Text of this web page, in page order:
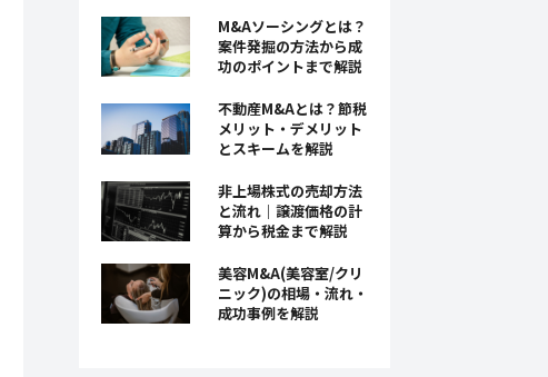
M&Aソーシングとは？
案件発掘の方法から成
功のポイントまで解説
不動産M&Aとは？節税
メリット・デメリット
とスキームを解説
非上場株式の売却方法
と流れ｜譲渡価格の計
算から税金まで解説
美容M&A(美容室/クリ
ニック)の相場・流れ・
成功事例を解説